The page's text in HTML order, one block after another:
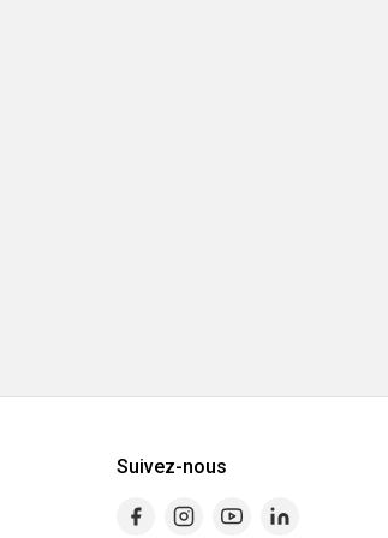
Suivez-nous